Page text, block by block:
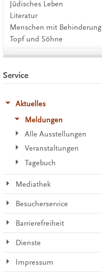
Jüdisches Leben
Literatur
Menschen mit Behinderung
Topf und Söhne
Service
Aktuelles
Meldungen
Alle Ausstellungen
Veranstaltungen
Tagebuch
Mediathek
Besucherservice
Barrierefreiheit
Dienste
Impressum